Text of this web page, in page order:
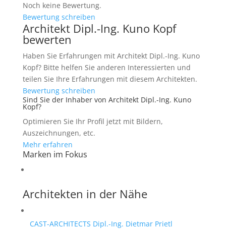
Noch keine Bewertung.
Bewertung schreiben
Architekt Dipl.-Ing. Kuno Kopf
bewerten
Haben Sie Erfahrungen mit Architekt Dipl.-Ing. Kuno
Kopf? Bitte helfen Sie anderen Interessierten und
teilen Sie Ihre Erfahrungen mit diesem Architekten.
Bewertung schreiben
Sind Sie der Inhaber von Architekt Dipl.-Ing. Kuno
Kopf?
Optimieren Sie Ihr Profil jetzt mit Bildern,
Auszeichnungen, etc.
Mehr erfahren
Marken im Fokus
Architekten in der Nähe
CAST-ARCHITECTS Dipl.-Ing. Dietmar Prietl